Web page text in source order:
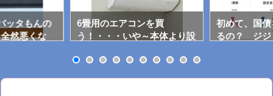
ッタもんの
然悪くな
6畳用のエアコンを買
う！・・・いや～本体より設
初めて、国
るの？ ジジ